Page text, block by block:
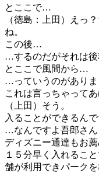
とここで…
（徳島：上田）えっ
ね。
この後…
…するのだがそれは後
とここで風間から…
…っていうのがありま
これは言っちゃってあ
（上田）そう。
入ることができるんで
…なんですよ吾郎さん
ディズニー通達もお
１５分早く入れるこ
舗が利用できパーク